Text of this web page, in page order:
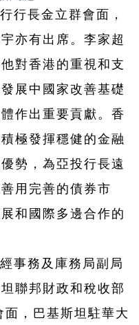
行長金立群會面，
亦有出席。李家超
對香港的重視和支
展中國家改善基礎
作出重要貢獻。香
極發揮穩健的金融
勢，為亞投行長遠
用完善的債券市
和國際多邊合作的
事務及庫務局副局
聯邦財政和稅收部
，巴基斯坦駐華大